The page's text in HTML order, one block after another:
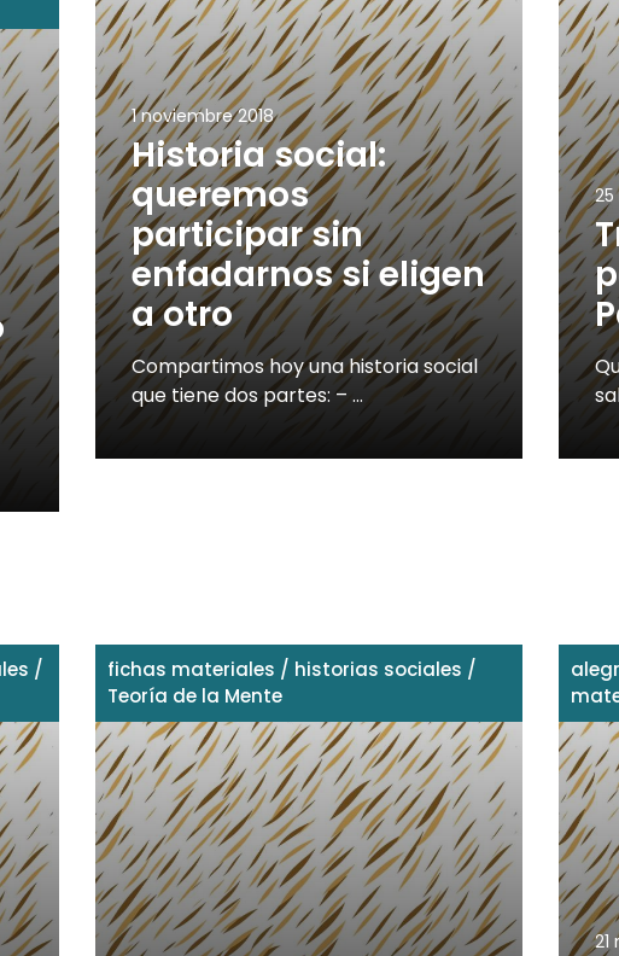
1 noviembre 2018
Historia social:
queremos
participar sin
enfadarnos si eligen
a otro
Compartimos hoy una historia social
que tiene dos partes: – …
25
/
fichas materiales / historias sociales /
Teoría de la Mente
21